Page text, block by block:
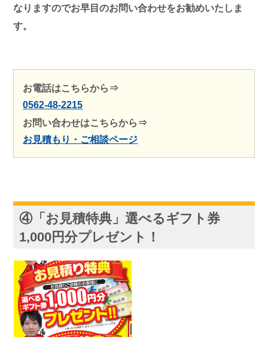
なりますのでお早目のお問い合わせをお勧めいたしま
す。
お電話はこちらから⇒
0562-48-2215
お問い合わせはこちらから⇒
お見積もり・ご相談ページ
④「お見積特典」選べるギフト券
1,000円分プレゼント！